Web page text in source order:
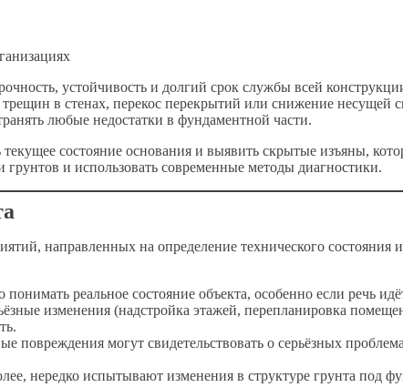
устойчивость и долгий срок службы всей
в стенах, перекос перекрытий или снижение несущей
любые недостатки в фундаментной части.
состояние основания и выявить скрытые изъяны,
и использовать современные методы диагностики.
направленных на определение технического состояния
реальное состояние объекта, особенно если речь
изменения (надстройка этажей, перепланировка
повреждения могут свидетельствовать о серьёзных
нередко испытывают изменения в структуре грунта под